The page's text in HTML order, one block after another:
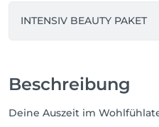
INTENSIV BEAUTY PAKET
Beschreibung
Deine Auszeit im